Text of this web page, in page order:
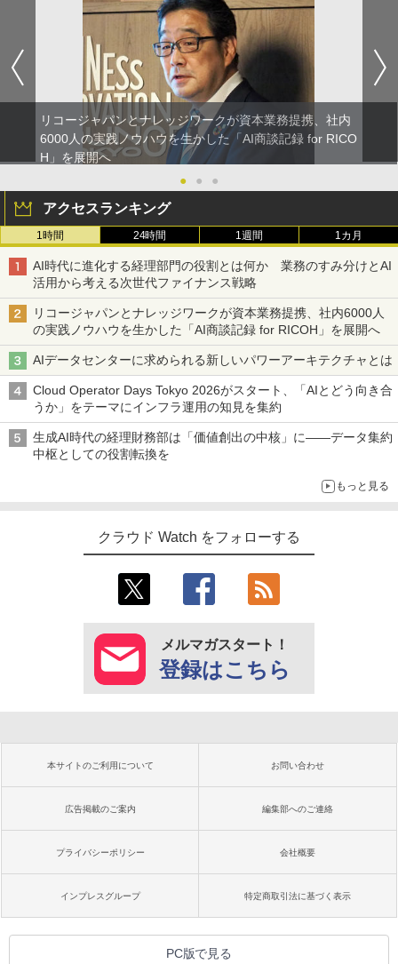
リコージャパンとナレッジワークが資本業務提携、社内
6000人の実践ノウハウを生かした「AI商談記録 for RICO
H」を展開へ
●
● ●
アクセスランキング
1時間 24時間 1週間 1カ月
AI時代に進化する経理部門の役割とは何か 業務のすみ分けとAI
活用から考える次世代ファイナンス戦略
リコージャパンとナレッジワークが資本業務提携、社内6000人
の実践ノウハウを生かした「AI商談記録 for RICOH」を展開へ
AIデータセンターに求められる新しいパワーアーキテクチャとは
Cloud Operator Days Tokyo 2026がスタート、「AIとどう向き合
うか」をテーマにインフラ運用の知見を集約
生成AI時代の経理財務部は「価値創出の中核」に――データ集約
中枢としての役割転換を
もっと見る
クラウド Watch をフォローする
メルマガスタート！
登録はこちら
本サイトのご利用について お問い合わせ
広告掲載のご案内 編集部へのご連絡
プライバシーポリシー 会社概要
インプレスグループ 特定商取引法に基づく表示
PC版で見る